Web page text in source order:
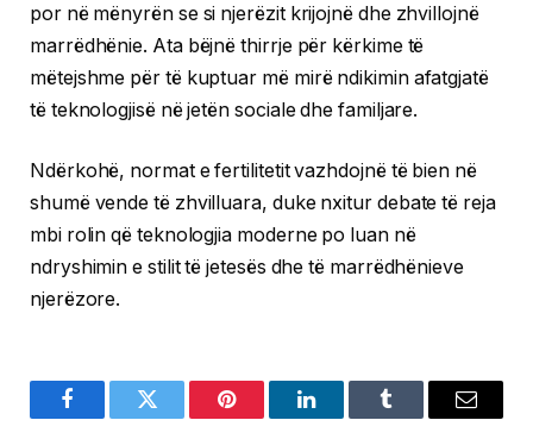
por në mënyrën se si njerëzit krijojnë dhe zhvillojnë
marrëdhënie. Ata bëjnë thirrje për kërkime të
mëtejshme për të kuptuar më mirë ndikimin afatgjatë
të teknologjisë në jetën sociale dhe familjare.
Ndërkohë, normat e fertilitetit vazhdojnë të bien në
shumë vende të zhvilluara, duke nxitur debate të reja
mbi rolin që teknologjia moderne po luan në
ndryshimin e stilit të jetesës dhe të marrëdhënieve
njerëzore.
FacebookTwitter Pinterest LinkedInTumblr Email